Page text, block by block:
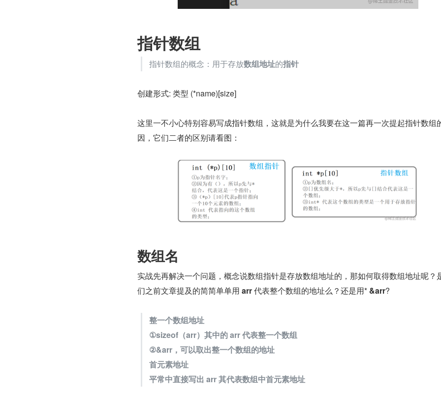
指针数组
指针数组的概念：用于存放数组地址的指针
创建形式: 类型 (*name)[size]
这里一不小心特别容易写成指针数组，这就是为什么我要在这一篇再一次提起指针数组
因，它们二者的区别请看图：
数组名
实战先再解决一个问题，概念说数组指针是存放数组地址的，那如何取得数组地址呢？
们之前文章提及的简简单单用 arr 代表整个数组的地址么？还是用* &arr?
整一个数组地址
①sizeof（arr）其中的 arr 代表整一个数组
②&arr，可以取出整一个数组的地址
首元素地址
平常中直接写出 arr 其代表数组中首元素地址